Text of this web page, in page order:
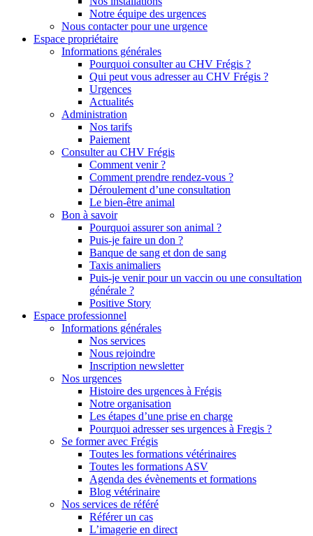
Notre équipe des urgences
Nous contacter pour une urgence
Espace propriétaire
Informations générales
Pourquoi consulter au CHV Frégis ?
Qui peut vous adresser au CHV Frégis ?
Urgences
Actualités
Administration
Nos tarifs
Paiement
Consulter au CHV Frégis
Comment venir ?
Comment prendre rendez-vous ?
Déroulement d’une consultation
Le bien-être animal
Bon à savoir
Pourquoi assurer son animal ?
Puis-je faire un don ?
Banque de sang et don de sang
Taxis animaliers
Puis-je venir pour un vaccin ou une consultation
générale ?
Positive Story
Espace professionnel
Informations générales
Nos services
Nous rejoindre
Inscription newsletter
Nos urgences
Histoire des urgences à Frégis
Notre organisation
Les étapes d’une prise en charge
Pourquoi adresser ses urgences à Fregis ?
Se former avec Frégis
Toutes les formations vétérinaires
Toutes les formations ASV
Agenda des évènements et formations
Blog vétérinaire
Nos services de référé
Référer un cas
L’imagerie en direct